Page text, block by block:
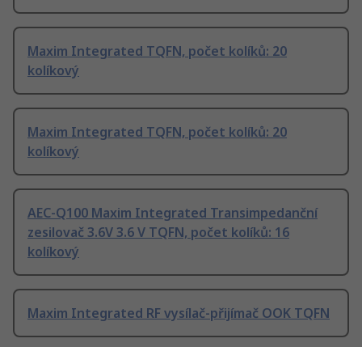
Maxim Integrated TQFN, počet kolíků: 20
kolíkový
Maxim Integrated TQFN, počet kolíků: 20
kolíkový
AEC-Q100 Maxim Integrated Transimpedanční
zesilovač 3.6V 3.6 V TQFN, počet kolíků: 16
kolíkový
Maxim Integrated RF vysílač-přijímač OOK TQFN